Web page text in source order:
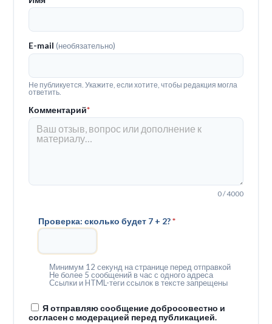
E-mail(необязательно)
Не публикуется. Укажите, если хотите, чтобы редакция могла
ответить.
Комментарий*
0 / 4000
Проверка: сколько будет 7 + 2?*
Минимум 12 секунд на странице перед отправкой
Не более 5 сообщений в час с одного адреса
Ссылки и HTML-теги ссылок в тексте запрещены
Я отправляю сообщение добросовестно и
согласен с модерацией перед публикацией.